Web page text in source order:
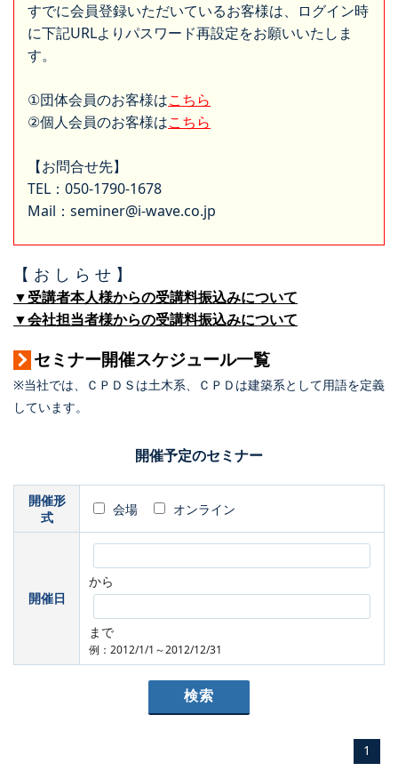
すでに会員登録いただいているお客様は、ログイン時
に下記URLよりパスワード再設定をお願いいたしま
す。
①団体会員のお客様はこちら
②個人会員のお客様はこちら
【お問合せ先】
TEL：050-1790-1678
Mail：seminer@i-wave.co.jp
【 お し ら せ 】
▼受講者本人様からの受講料振込みについて
▼会社担当者様からの受講料振込みについて
セミナー開催スケジュール一覧
※当社では、ＣＰＤＳは土木系、ＣＰＤは建築系として用語を定義
しています。
開催予定のセミナー
開催形
式
会場 オンライン
開催日
から
まで
例：2012/1/1～2012/12/31
1